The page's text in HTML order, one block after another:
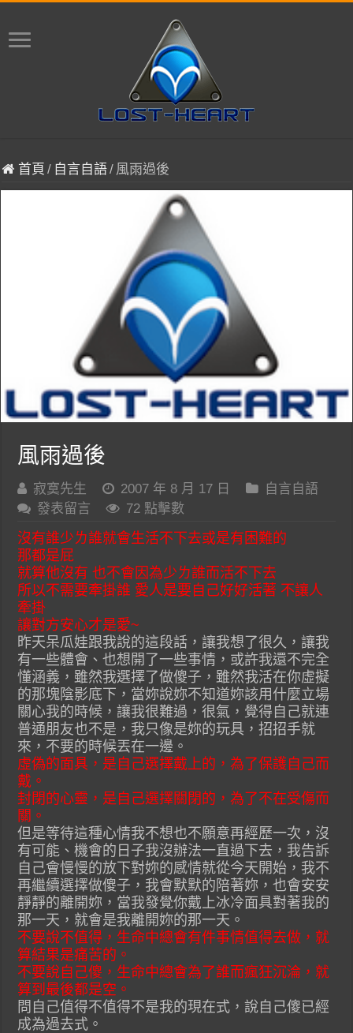
首頁 / 自言自語/ 風雨過後
風雨過後
寂寞先生 2007 年 8 月 17 日
自言自語
發表留言
72 點擊數
沒有誰少ㄌ誰就會生活不下去或是有困難的
那都是屁
就算他沒有 也不會因為少ㄌ誰而活不下去
所以不需要牽掛誰 愛人是要自己好好活著 不讓人
牽掛
讓對方安心才是愛~
昨天呆瓜娃跟我說的這段話，讓我想了很久，讓我
有一些體會、也想開了一些事情，或許我還不完全
懂涵義，雖然我選擇了做傻子，雖然我活在你虛擬
的那塊陰影底下，當妳說妳不知道妳該用什麼立場
關心我的時候，讓我很難過，很氣，覺得自己就連
普通朋友也不是，我只像是妳的玩具，招招手就
來，不要的時候丟在一邊。
虛偽的面具，是自己選擇戴上的，為了保護自己而
戴。
封閉的心靈，是自己選擇關閉的，為了不在受傷而
關。
但是等待這種心情我不想也不願意再經歷一次，沒
有可能、機會的日子我沒辦法一直過下去，我告訴
自己會慢慢的放下對妳的感情就從今天開始，我不
再繼續選擇做傻子，我會默默的陪著妳，也會安安
靜靜的離開妳，當我發覺你戴上冰冷面具對著我的
那一天，就會是我離開妳的那一天。
不要說不值得，生命中總會有件事情值得去做，就
算結果是痛苦的。
不要說自己傻，生命中總會為了誰而瘋狂沉淪，就
算到最後都是空。
問自己值得不值得不是我的現在式，說自己傻已經
成為過去式。